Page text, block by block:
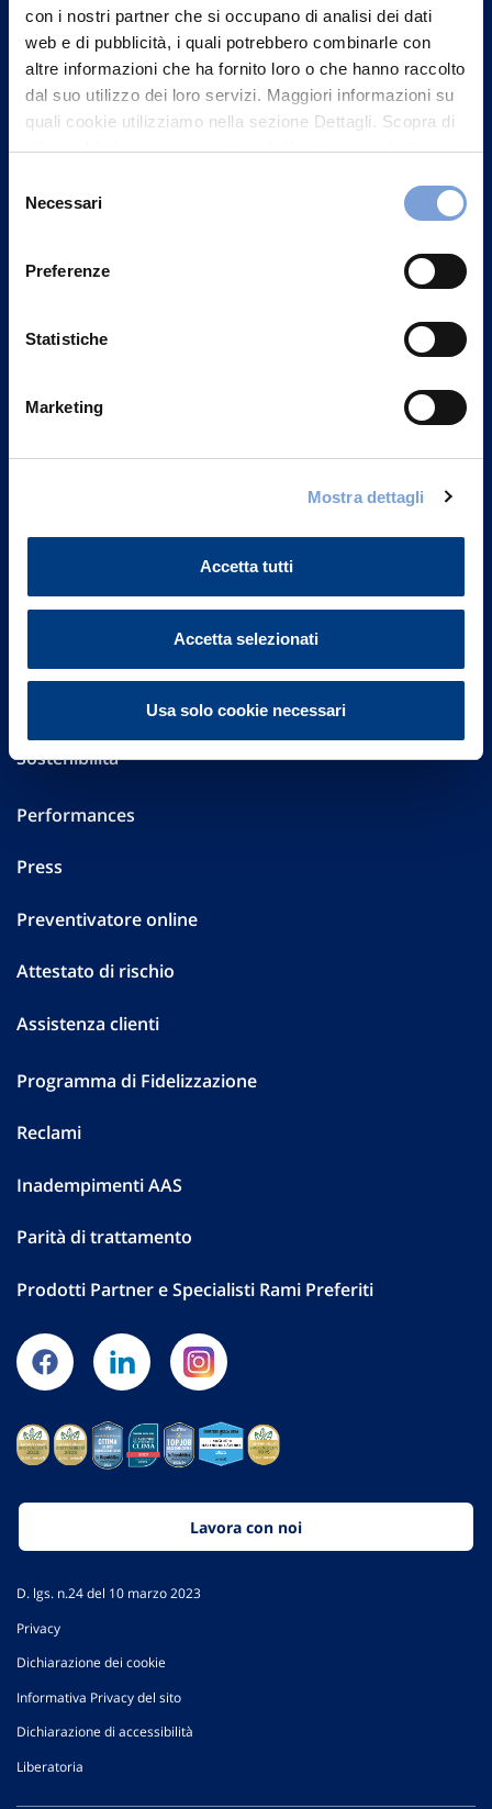
con i nostri partner che si occupano di analisi dei dati
web e di pubblicità, i quali potrebbero combinarle con
altre informazioni che ha fornito loro o che hanno raccolto
dal suo utilizzo dei loro servizi. Maggiori informazioni su
quali cookie utilizziamo nella sezione Dettagli. Scopra di
più su chi siamo, come può contattarci e come trattiamo i
può trovare nel footer del sito nella sezione "Informativa
delNecessari
Preferenze
Statistiche
Marketing
Mostra dettagli
Accetta tutti
Accetta selezionati
Usa solo cookie necessari
un nostro Agente.
Contattaci
Vittoria Assicurazioni S.p.A.
Governance
Altre informazioni
Sostenibilità
Performances
Press
Preventivatore online
Attestato di rischio
Assistenza clienti
Programma di Fidelizzazione
Reclami
Inadempimenti AAS
Parità di trattamento
Prodotti Partner e Specialisti Rami Preferiti
Lavora con noi
D. lgs. n.24 del 10 marzo 2023
Privacy
Dichiarazione dei cookie
Informativa Privacy del sito
Dichiarazione di accessibilità
Liberatoria